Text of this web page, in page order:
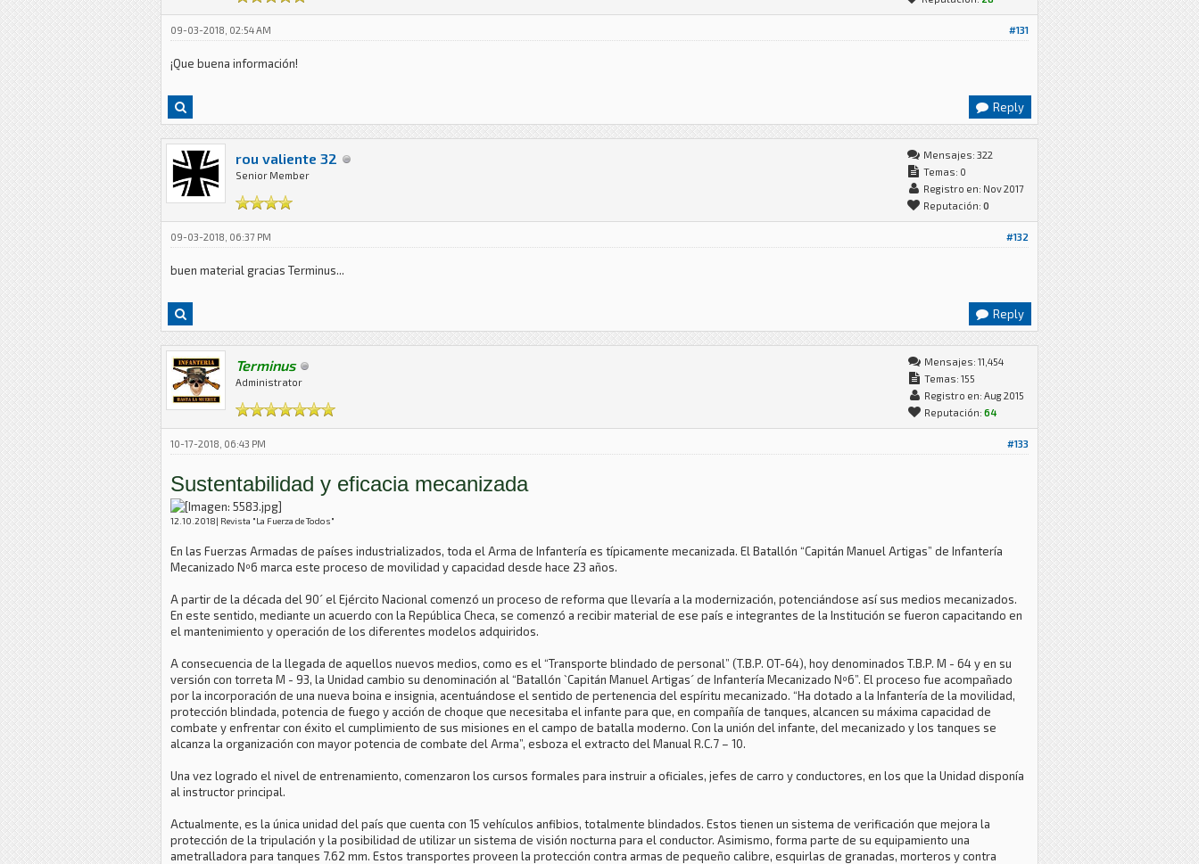
#131
09-03-2018, 02:54 AM
¡Que buena información!
Reply
rou valiente 32
Senior Member
Mensajes: 322
Temas: 0
Registro en: Nov 2017
Reputación: 0
#132
09-03-2018, 06:37 PM
buen material gracias Terminus...
Reply
Terminus
Administrator
Mensajes: 11,454
Temas: 155
Registro en: Aug 2015
Reputación: 64
#133
10-17-2018, 06:43 PM
Sustentabilidad y eficacia mecanizada
12.10.2018| Revista "La Fuerza de Todos"
En las Fuerzas Armadas de países industrializados, toda el Arma de Infantería es típicamente mecanizada. El Batallón “Capitán Manuel Artigas” de Infantería
Mecanizado Nº6 marca este proceso de movilidad y capacidad desde hace 23 años.
A partir de la década del 90´ el Ejército Nacional comenzó un proceso de reforma que llevaría a la modernización, potenciándose así sus medios mecanizados.
En este sentido, mediante un acuerdo con la República Checa, se comenzó a recibir material de ese país e integrantes de la Institución se fueron capacitando en
el mantenimiento y operación de los diferentes modelos adquiridos.
A consecuencia de la llegada de aquellos nuevos medios, como es el “Transporte blindado de personal” (T.B.P. OT-64), hoy denominados T.B.P. M - 64 y en su
versión con torreta M - 93, la Unidad cambio su denominación al “Batallón `Capitán Manuel Artigas´ de Infantería Mecanizado Nº6”. El proceso fue acompañado
por la incorporación de una nueva boina e insignia, acentuándose el sentido de pertenencia del espíritu mecanizado. “Ha dotado a la Infantería de la movilidad,
protección blindada, potencia de fuego y acción de choque que necesitaba el infante para que, en compañía de tanques, alcancen su máxima capacidad de
combate y enfrentar con éxito el cumplimiento de sus misiones en el campo de batalla moderno. Con la unión del infante, del mecanizado y los tanques se
alcanza la organización con mayor potencia de combate del Arma”, esboza el extracto del Manual R.C.7 – 10.
Una vez logrado el nivel de entrenamiento, comenzaron los cursos formales para instruir a oficiales, jefes de carro y conductores, en los que la Unidad disponía
al instructor principal.
Actualmente, es la única unidad del país que cuenta con 15 vehículos anfibios, totalmente blindados. Estos tienen un sistema de verificación que mejora la
protección de la tripulación y la posibilidad de utilizar un sistema de visión nocturna para el conductor. Asimismo, forma parte de su equipamiento una
ametralladora para tanques 7.62 mm. Estos transportes proveen la protección contra armas de pequeño calibre, esquirlas de granadas, morteros y contra